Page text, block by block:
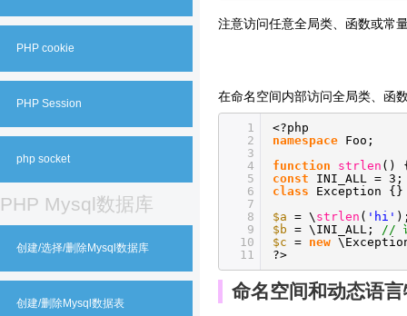
PHP cookie
PHP Session
php socket
PHP Mysql数据库
创建/选择/删除Mysql数据库
创建/删除Mysql数据表
注意访问任意全局类、函数或常
在命名空间内部访问全局类、函
1
2
3
4
5
6
7
8
9
10
11
<?php
namespace Foo;
function
strlen ()
const
INI_ALL = 3;
class
Exception {}
$a = \ strlen ( 'hi'
$b = \INI_ALL;
//
$c = new
?>
命名空间和动态语